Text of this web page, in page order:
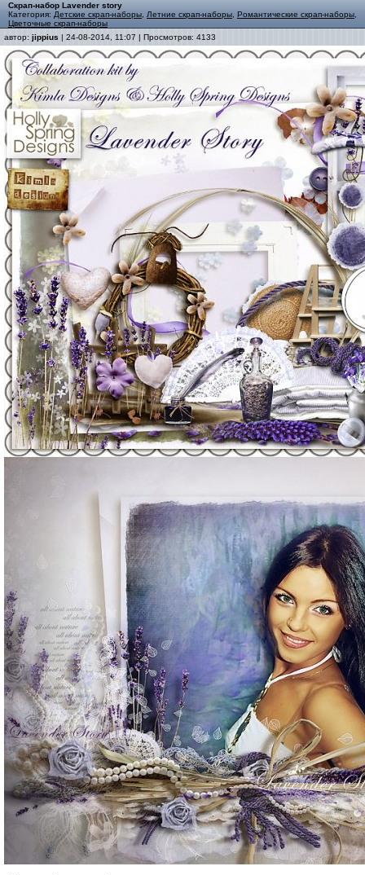
Скрап-набор Lavender story
Категория: Детские скрап-наборы Летние скрап-наборы Романтические скрап-наборы
Цветочные скрап-наборы
автор: jippius | 24-08-2014, 11:07 | Просмотров: 4133